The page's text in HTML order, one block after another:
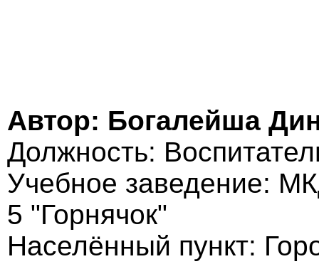
Автор: Богалейша
Должность:
Учебное заведение:
5 "Горнячок"
Населённый пункт: